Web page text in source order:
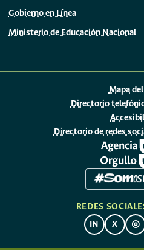
Gobierno en Línea
Ministerio de Educación Nacional
Mapa
Directorio
Directorio de redes
REDES
IN
X ◎